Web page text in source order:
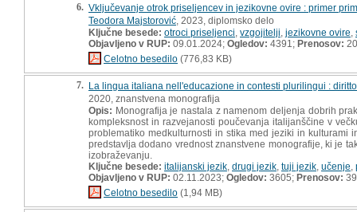
6. Vključevanje otrok priseljencev in jezikovne ovire : primer
Teodora Majstorović , 2023, diplomsko delo
Ključne besede: otroci priseljenci vzgojitelji jezikovne ovire
Objavljeno v RUP: 09.01.2024; Ogledov: 4391; Prenosov:
Celotno besedilo (776,83 KB)
7. La lingua italiana nell'educazione in contesti plurilingui :
2020, znanstvena monografija
Opis: Monografija je nastala z namenom deljenja dobrih
kompleksnost in razvejanosti poučevanja italijanščine v
problematiko medkulturnosti in stika med jeziki in kulturami
predstavlja dodano vrednost znanstvene monografije, ki je
izobraževanju.
Ključne besede: italijanski jezik drugi jezik tuji jezik učenje
Objavljeno v RUP: 02.11.2023; Ogledov: 3605; Prenosov: 39
Celotno besedilo (1,94 MB)